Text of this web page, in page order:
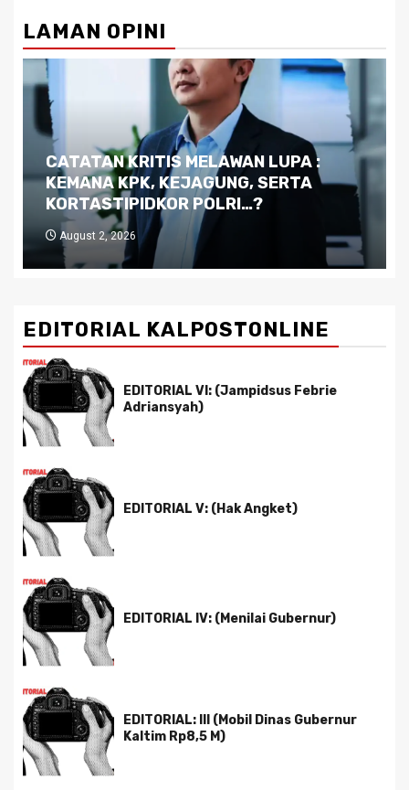
LAMAN OPINI
Dilema Kaltim di Tengah Krisis:
Kutukan Sumber Daya Alam dan
Pemimpin yang Tak Kreatif
July 29, 2026
EDITORIAL KALPOSTONLINE
EDITORIAL VI: (Jampidsus Febrie
Adriansyah)
EDITORIAL V: (Hak Angket)
EDITORIAL IV: (Menilai Gubernur)
EDITORIAL: III (Mobil Dinas Gubernur
Kaltim Rp8,5 M)